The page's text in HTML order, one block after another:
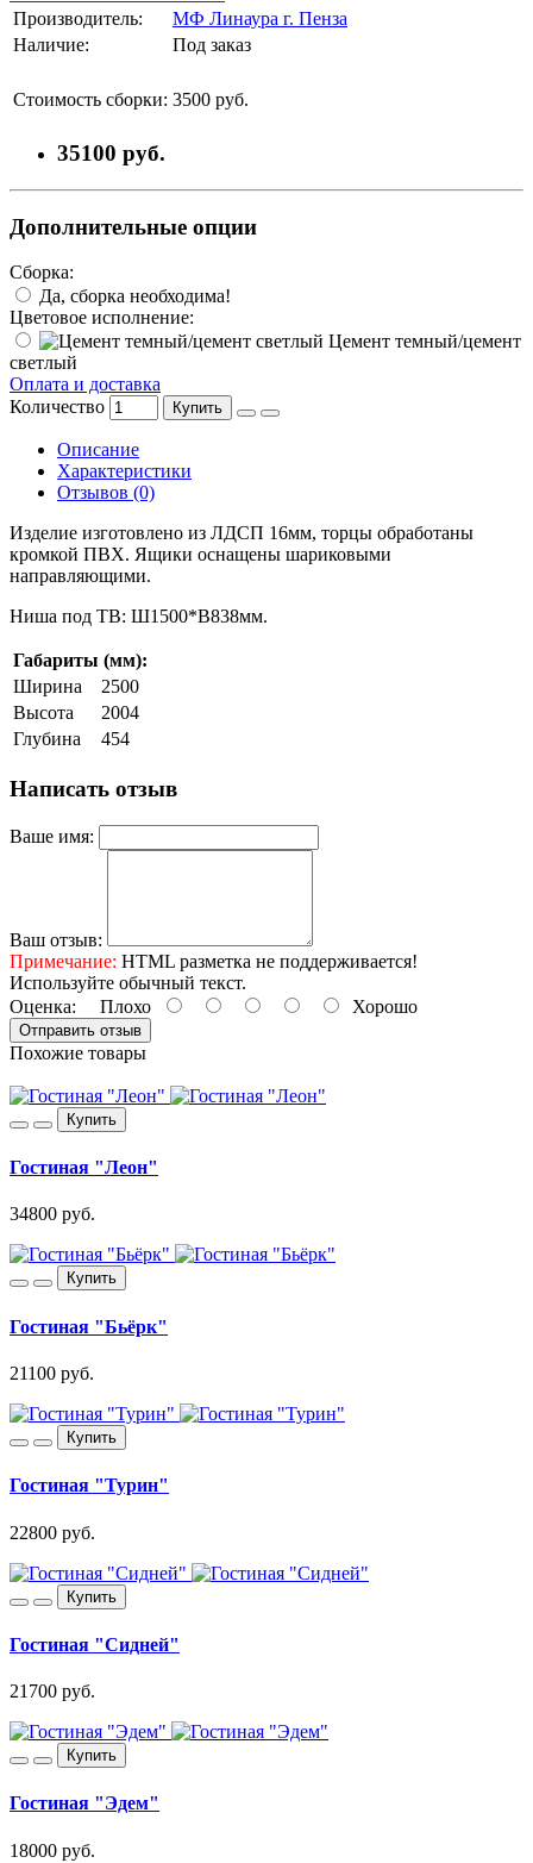
Производитель:
МФ Линаура г. Пенза
Наличие:
Под заказ
Стоимость сборки: 3500 руб.
35100 руб.
Дополнительные опции
Сборка:
Да, сборка необходима!
Цветовое исполнение:
Цемент темный/цемент
светлый
Оплата и доставка
Количество
Купить
Описание
Характеристики
Отзывов (0)
Изделие изготовлено из ЛДСП 16мм, торцы обработаны
кромкой ПВХ. Ящики оснащены шариковыми
направляющими.
Ниша под ТВ: Ш1500*В838мм.
Габариты (мм):
Ширина
2500
Высота
2004
Глубина
454
Написать отзыв
Ваше имя:
Ваш отзыв:
Примечание: HTML разметка не поддерживается!
Используйте обычный текст.
Оценка: Плохо Хорошо
Отправить отзыв
Похожие товары
Купить
Гостиная "Леон"
34800 руб.
Купить
Гостиная "Бьёрк"
21100 руб.
Купить
Гостиная "Турин"
22800 руб.
Купить
Гостиная "Сидней"
21700 руб.
Купить
Гостиная "Эдем"
18000 руб.